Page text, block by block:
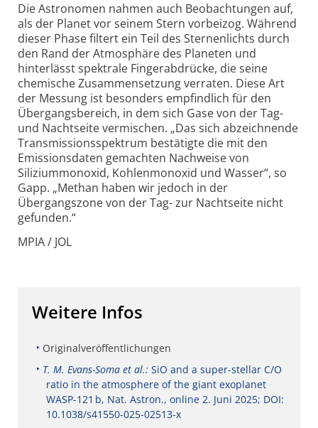
Die Astronomen nahmen auch Beobachtungen auf,
als der Planet vor seinem Stern vorbeizog. Während
dieser Phase filtert ein Teil des Sternenlichts durch
den Rand der Atmosphäre des Planeten und
hinterlässt spektrale Fingerabdrücke, die seine
chemische Zusammensetzung verraten. Diese Art
der Messung ist besonders empfindlich für den
Übergangsbereich, in dem sich Gase von der Tag-
und Nachtseite vermischen. „Das sich abzeichnende
Transmissionsspektrum bestätigte die mit den
Emissionsdaten gemachten Nachweise von
Siliziummonoxid, Kohlenmonoxid und Wasser“, so
Gapp. „Methan haben wir jedoch in der
Übergangszone von der Tag- zur Nachtseite nicht
gefunden.“
MPIA / JOL
Weitere Infos
Originalveröffentlichungen
T. M. Evans-Soma et al.: SiO and a super-stellar C/O
ratio in the atmosphere of the giant exoplanet
WASP-121 b, Nat. Astron., online 2. Juni 2025; DOI:
10.1038/s41550-025-02513-x